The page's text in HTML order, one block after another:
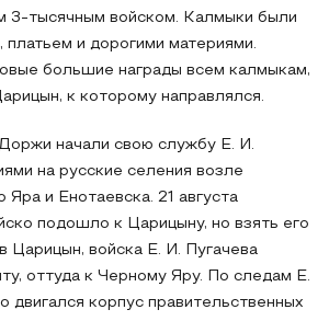
3-тысячным войском. Калмыки были
платьем и дорогими материями.
большие награды всем калмыкам,
к которому направлялся.
начали свою службу Е. И.
на русские селения возле
Яра и Енотаевска. 21 августа
подошло к Царицыну, но взять его
Царицын, войска Е. И. Пугачева
оттуда к Черному Яру. По следам Е.
двигался корпус правительственных